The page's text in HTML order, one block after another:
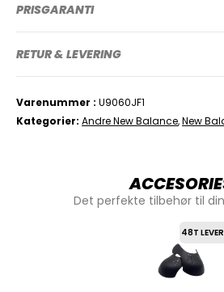
PRISGARANTI
RETUR & LEVERING
Varenummer
U9060JF1
Kategorier Andre New Balance,New
Det perfekte tilbehør til
48T